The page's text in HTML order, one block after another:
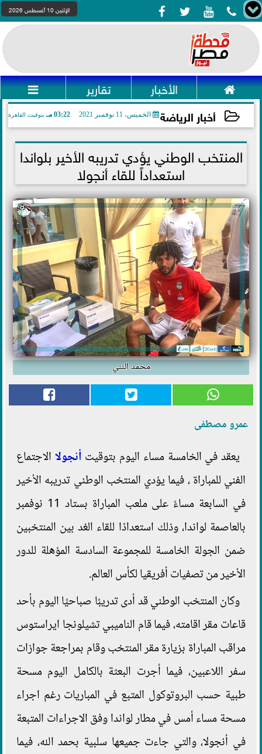
    الإثنين 10 أغسطس 2026
 الأخبار تقارير 
أخبار الرياضة الخميس، 11 نوفمبر 2021 03:22 مـ بتوقيت القاهرة
2021-11-11 15:22:55
المنتخب الوطني يؤدي تدريبه الأخير بلواندا
استعداداً للقاء أنجولا
محمد النني
عمرو مصطفى
يعقد في الخامسة مساء اليوم بتوقيت أنجولا الاجتماع
الفني للمباراة ، فيما يؤدي المنتخب الوطني تدريبه الأخير
في السابعة مساءً على ملعب المباراة بستاد 11 نوفمبر
بالعاصمة لواندا، وذلك استعدادًا للقاء الغد بين المنتخبين
ضمن الجولة الخامسة للمجموعة السادسة المؤهلة للدور
الأخير من تصفيات أفريقيا لكأس العالم.
وكان المنتخب الوطني قد أدى تدريبًا صباحيًا اليوم بأحد
قاعات مقر اقامته، فيما قام الناميبي تشيلونجا ايراستوس
مراقب المباراة بزيارة مقر المنتخب وقام بمراجعة جوازات
سفر اللاعبين، فيما أجرت البعثة بالكامل اليوم مسحة
طبية حسب البروتوكول المتبع في المباريات رغم اجراء
مسحة مساء أمس في مطار لواندا وفق الاجراءات المتبعة
في أنجولا، والتي جاءت جميعها سلبية بحمد الله، فيما